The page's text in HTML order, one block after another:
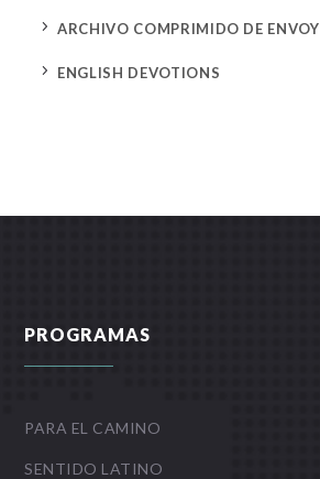
5 ARCHIVO COMPRIMIDO DE ENVOY
5 ENGLISH DEVOTIONS
PROGRAMAS
PARA EL CAMINO
SENTIDO LATINO